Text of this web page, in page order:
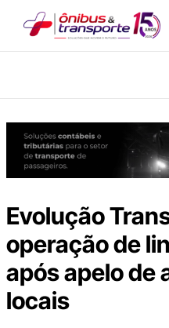
Evolução
operação de
após apelo de
locais